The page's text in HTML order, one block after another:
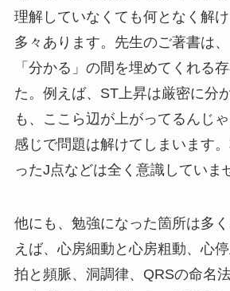
理解していなくても何となく解
多々あります。先生のご著書は
「分かる」の間を埋めてくれる
た。例えば、ST上昇は厳密に分
も、ここら辺が上がってるんじ
感じで問題は解けてしまいます
ったJ点などは全く意識していま
他にも、勉強になった箇所は多
えば、心房細動と心房粗動、心
拍と頻脈、洞調律、QRSの命名